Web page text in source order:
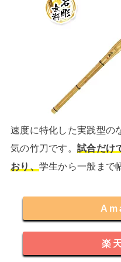
速度に特化した実践型の
気の竹刀です。試合だけ
おり、 学生から一般まで
楽